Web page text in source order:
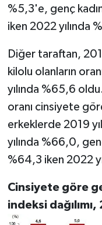
%5,3'e, genç
iken 2022 yılında
Diğer taraftan,
kilolu olanların
yılında %65,6
oranı cinsiyete
erkeklerde 2019
yılında %66,0,
%64,3 iken 2022
Cinsiyete göre
indeksi